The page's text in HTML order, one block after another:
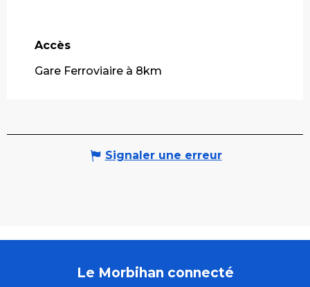
Accès
Accès
Gare Ferroviaire à 8km
Signaler une erreur
Le Morbihan connecté